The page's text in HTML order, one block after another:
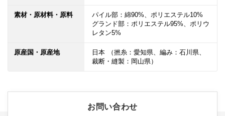
素材・原材料・原料
パイル部：綿90%、ポリエステル10%
グランド部：ポリエステル95%、ポリウ
レタン5%
原産国・原産地
日本 （撚糸：愛知県、編み：石川県、
裁断・縫製：岡山県）
お問い合わせ